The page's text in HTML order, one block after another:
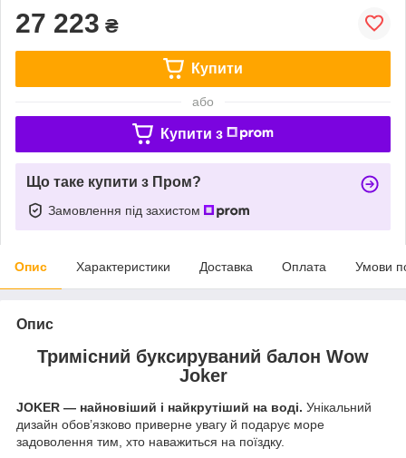
27 223 ₴
Купити
або
Купити з
Що таке купити з Пром?
Замовлення під захистом
Опис Характеристики Доставка Оплата Умови
Опис
Тримісний буксируваний балон Wow
Joker
JOKER — найновіший і найкрутіший на воді. Унікальний
дизайн обов’язково приверне увагу й подарує море
задоволення тим, хто наважиться на поїздку.